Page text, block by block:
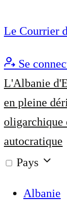
Le Courrier
Se
L'Albanie
en pleine
oligarchique
autocratique
Pays
Albanie